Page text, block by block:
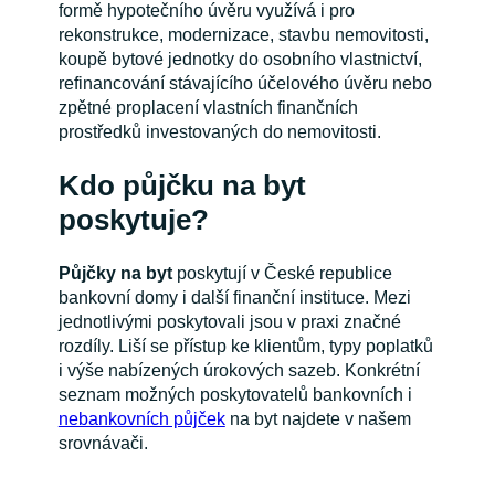
formě hypotečního úvěru využívá i pro
rekonstrukce, modernizace, stavbu nemovitosti,
koupě bytové jednotky do osobního vlastnictví,
refinancování stávajícího účelového úvěru nebo
zpětné proplacení vlastních finančních
prostředků investovaných do nemovitosti.
Kdo půjčku na byt
poskytuje?
Půjčky na bytposkytují v České republice
bankovní domy i další finanční instituce. Mezi
jednotlivými poskytovali jsou v praxi značné
rozdíly. Liší se přístup ke klientům, typy poplatků
i výše nabízených úrokových sazeb. Konkrétní
seznam možných poskytovatelů bankovních i
nebankovních půjčekna byt najdete v našem
srovnávači.